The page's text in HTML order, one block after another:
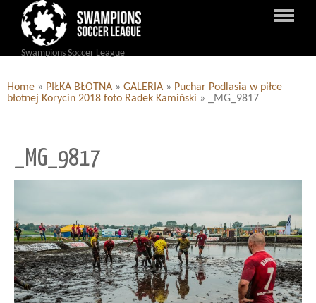
Swampions Soccer League
Home » PIŁKA BŁOTNA » GALERIA » Puchar Podlasia w piłce
błotnej Korycin 2018 foto Radek Kamiński » _MG_9817
_MG_9817